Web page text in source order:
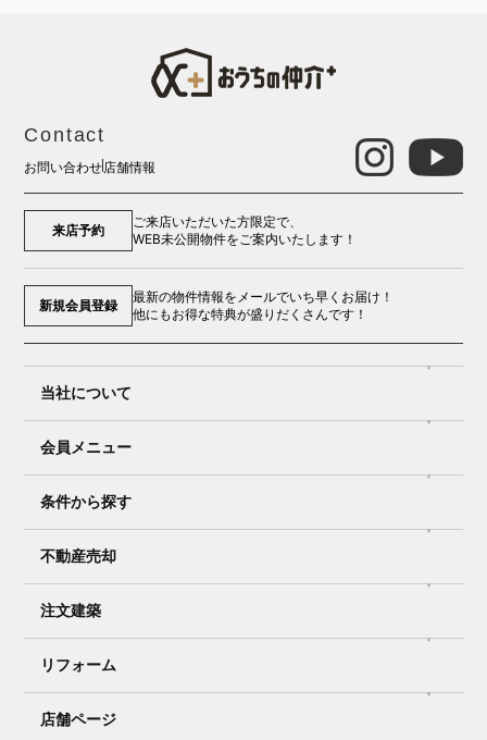
Contact
お問い合わせ 店舗情報
来店予約
ご来店いただいた方限定で、
WEB未公開物件をご案内いたします！
新規会員登録
最新の物件情報をメールでいち早くお届け！
他にもお得な特典が盛りだくさんです！
当社について
会員メニュー
条件から探す
不動産売却
注文建築
リフォーム
店舗ページ